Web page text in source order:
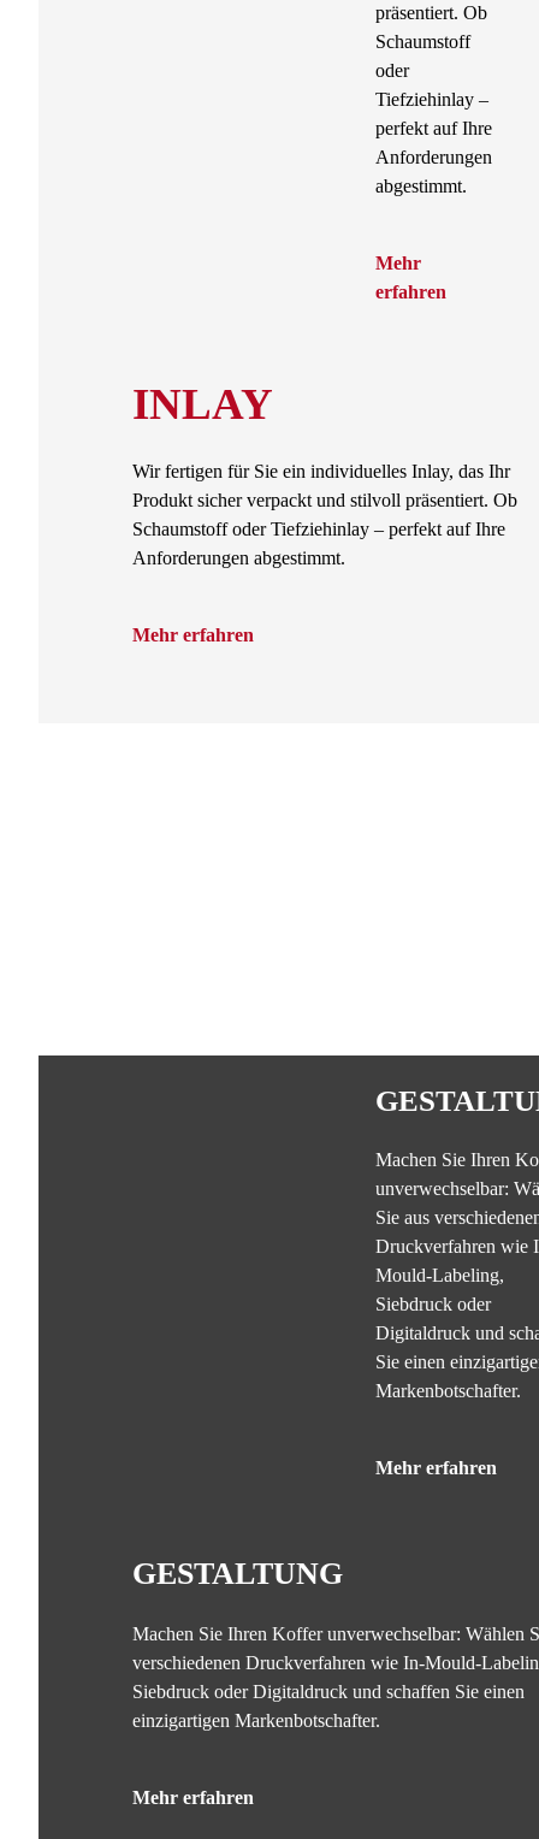
präsentiert. Ob
Schaumstoff
oder
Tiefziehinlay –
perfekt auf Ihre
Anforderungen
abgestimmt.
Mehr
erfahren
INLAY
Wir fertigen für Sie ein individuelles Inlay, das Ihr
Produkt sicher verpackt und stilvoll präsentiert. Ob
Schaumstoff oder Tiefziehinlay – perfekt auf Ihre
Anforderungen abgestimmt.
Mehr erfahren
Machen Sie Ihren
unverwechselbar:
Sie aus
Druckverfahren wie
Mould-Labeling,
Siebdruck oder
Digitaldruck und
Sie einen
Markenbotschafter.
Mehr erfahren
GESTALTUNG
Machen Sie Ihren Koffer unverwechselbar: Wählen
verschiedenen Druckverfahren wie In-Mould-
Siebdruck oder Digitaldruck und schaffen Sie einen
einzigartigen Markenbotschafter.
Mehr erfahren